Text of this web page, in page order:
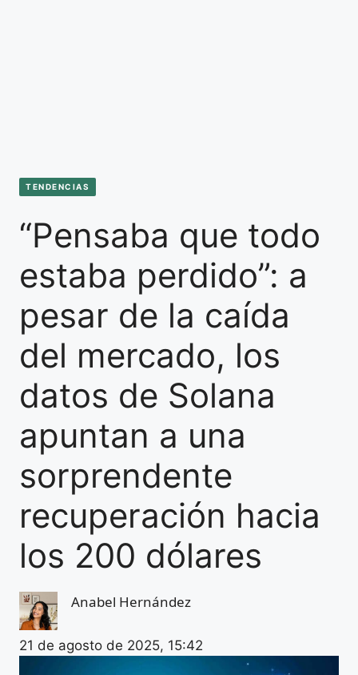
TENDENCIAS
“Pensaba que todo
estaba perdido”: a
pesar de la caída
del mercado, los
datos de Solana
apuntan a una
sorprendente
recuperación hacia
los 200 dólares
Anabel Hernández
21 de agosto de 2025, 15:42